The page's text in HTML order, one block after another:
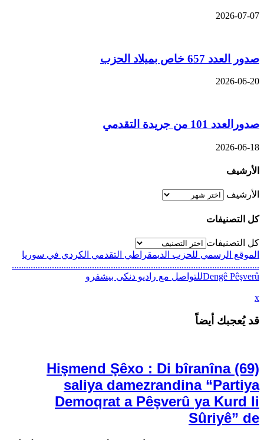
2026-07-07
صدور العدد 657 خاص بميلاد الحزب
2026-06-20
صدورالعدد 101 من جريدة التقدمي
2026-06-18
الأرشيف
الأرشيف
كل التصنيفات
كل التصنيفات
الموقع الرسمي للحزب الديمقراطي التقدمي الكردي في سوريا
.........................................................................................................
Dengê Pêşverûللتواصل مع راديو دنكى بيشفرو
x
Hişmend Şêxo : Di bîranîna (69)
saliya damezrandina “Partiya
Demoqrat a Pêşverû ya Kurd li
Sûriyê” de